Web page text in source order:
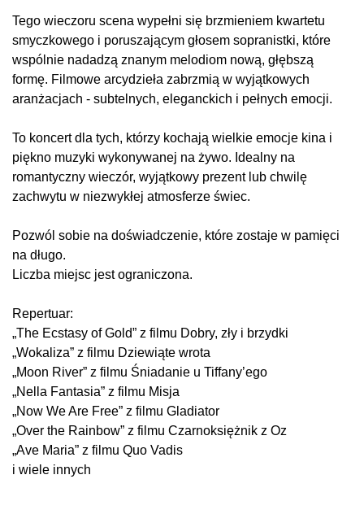
Tego wieczoru scena wypełni się brzmieniem kwartetu
smyczkowego i poruszającym głosem sopranistki, które
wspólnie nadadzą znanym melodiom nową, głębszą
formę. Filmowe arcydzieła zabrzmią w wyjątkowych
aranżacjach - subtelnych, eleganckich i pełnych emocji.
To koncert dla tych, którzy kochają wielkie emocje kina i
piękno muzyki wykonywanej na żywo. Idealny na
romantyczny wieczór, wyjątkowy prezent lub chwilę
zachwytu w niezwykłej atmosferze świec.
Pozwól sobie na doświadczenie, które zostaje w pamięci
na długo.
Liczba miejsc jest ograniczona.
Repertuar:
„The Ecstasy of Gold” z filmu Dobry, zły i brzydki
„Wokaliza” z filmu Dziewiąte wrota
„Moon River” z filmu Śniadanie u Tiffany’ego
„Nella Fantasia” z filmu Misja
„Now We Are Free” z filmu Gladiator
„Over the Rainbow” z filmu Czarnoksiężnik z Oz
„Ave Maria” z filmu Quo Vadis
i wiele innych